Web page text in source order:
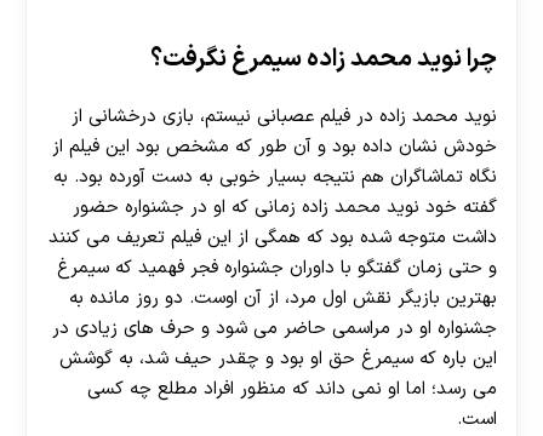
چرا نوید محمد زاده سیمرغ نگرفت؟
نوید محمد زاده در فیلم عصبانی نیستم، بازی درخشانی از
خودش نشان داده بود و آن طور که مشخص بود این فیلم از
نگاه تماشاگران هم نتیجه بسیار خوبی به دست آورده بود. به
گفته خود نوید محمد زاده زمانی که او در جشنواره حضور
داشت متوجه شده بود که همگی از این فیلم تعریف می کنند
و حتی زمان گفتگو با داوران جشنواره فجر فهمید که سیمرغ
بهترین بازیگر نقش اول مرد، از آن اوست. دو روز مانده به
جشنواره او در مراسمی حاضر می شود و حرف های زیادی در
این باره که سیمرغ حق او بود و چقدر حیف شد، به گوشش
می رسد؛ اما او نمی داند که منظور افراد مطلع چه کسی
است.